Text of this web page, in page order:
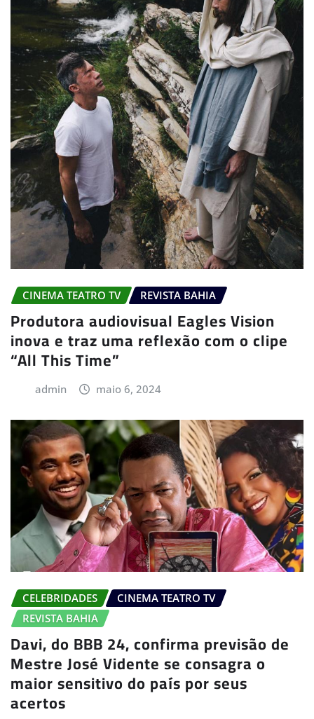
CINEMA TEATRO TV REVISTA BAHIA
Produtora audiovisual Eagles Vision
inova e traz uma reflexão com o clipe
“All This Time”
admin maio 6, 2024
CELEBRIDADES
CINEMA TEATRO TV
REVISTA BAHIA
Davi, do BBB 24, confirma previsão de
Mestre José Vidente se consagra o
maior sensitivo do país por seus
acertos